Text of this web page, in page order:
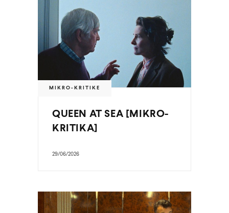
MIKRO-KRITIKE
QUEEN AT SEA [MIKRO-
KRITIKA]
29/06/2026